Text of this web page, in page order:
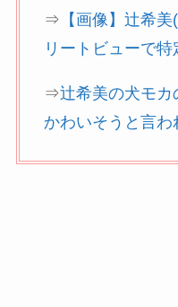
⇒ 【画像】辻希
リートビューで
⇒辻希美の犬モ
かわいそうと言わ